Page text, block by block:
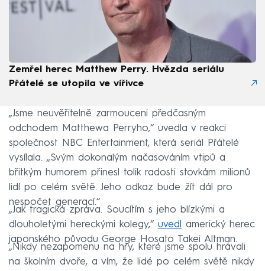
Zemřel herec Matthew Perry. Hvězda seriálu
Přátelé se utopila ve vířivce
„Jsme neuvěřitelně zarmouceni předčasným
odchodem Matthewa Perryho,“ uvedla v reakci
společnost NBC Entertainment, která seriál Přátelé
vysílala. „Svým dokonalým načasováním vtipů a
břitkým humorem přinesl tolik radosti stovkám milionů
lidí po celém světě. Jeho odkaz bude žít dál pro
nespočet generací.“
„Jak tragická zpráva. Soucítím s jeho blízkými a
dlouholetými hereckými kolegy,“ uvedl
americký herec
japonského původu George Hosato Takei Altman.
„Nikdy nezapomenu na hry, které jsme spolu hrávali
na školním dvoře, a vím, že lidé po celém světě nikdy